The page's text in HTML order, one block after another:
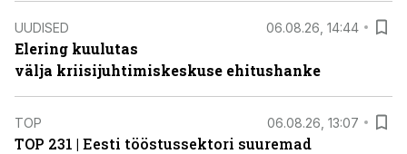
UUDISED 06.08.26, 14:44
Elering kuulutas
välja kriisijuhtimiskeskuse ehitushanke
TOP 06.08.26, 13:07
TOP 231 | Eesti tööstussektori suuremad